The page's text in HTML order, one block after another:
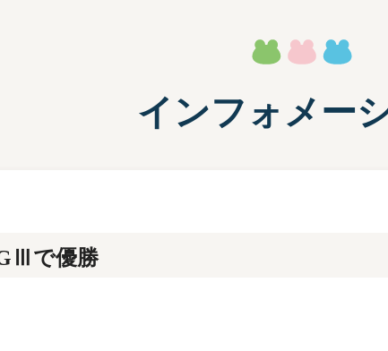
モーター抽選結果・
前検タイムランキング
選
ファン送迎バス時刻表
施設案内
兵庫支
兵庫
インフォメー
で優勝